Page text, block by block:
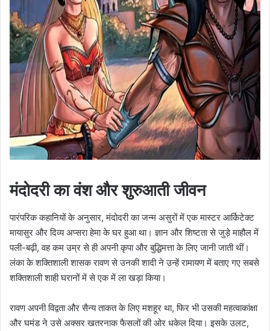
मंदोदरी का वंश और शुरुआती जीवन
पारंपरिक कहानियों के अनुसार, मंदोदरी का जन्म असुरों में एक मास्टर आर्किटेक्ट
मायासुर और दिव्य अप्सरा हेमा के घर हुआ था। ज्ञान और शिष्टता से जुड़े माहौल में
पली-बढ़ी, वह कम उम्र से ही अपनी कृपा और बुद्धिमत्ता के लिए जानी जाती थीं।
लंका के शक्तिशाली शासक रावण से उनकी शादी ने उन्हें रामायण में बताए गए सबसे
शक्तिशाली शाही घरानों में से एक में ला खड़ा किया।
रावण अपनी विद्वता और सैन्य ताकत के लिए मशहूर था, फिर भी उसकी महत्वाकांक्षा
और घमंड ने उसे अक्सर खतरनाक फैसलों की ओर धकेल दिया। इसके उलट,